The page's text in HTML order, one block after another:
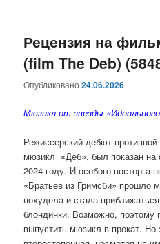
основному
содержимому
дополнительному
содержимому
Рецензия на
(film The Deb)
Опубликовано24.06.2026
Мюзикл от звезды
Режиссерский дебют
мюзикл «Деб», был показан
2024 году. И особого восторга
«Братьев из Гримсби» прошло
похудела и стала
блондинки. Возможно,
выпустить мюзикл в прокат.